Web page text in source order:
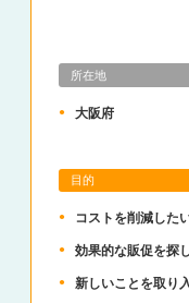
所在地
大阪府
目的
コストを削減した
効果的な販促を探
新しいことを取り